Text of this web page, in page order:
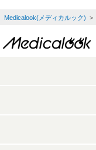
Medicalook(メディカルック) >